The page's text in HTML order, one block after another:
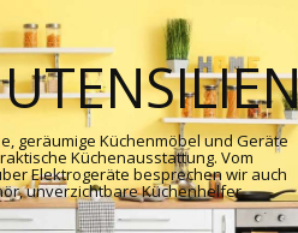
geräumige Küchenmöbel und Geräte
Küchenausstattung. Vom
Elektrogeräte besprechen wir auch
unverzichtbare Küchenhelfer.